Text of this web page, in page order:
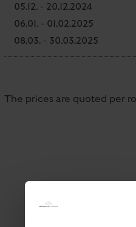
05.12. - 20.12.2024
06.01. - 01.02.2025
08.03. - 30.03.2025
The prices are quoted per